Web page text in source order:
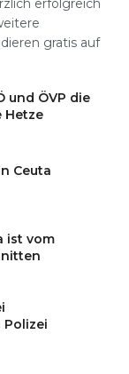
erfolgreich
gratis auf
und ÖVP die
Hetze
Ceuta
ist vom
Polizei